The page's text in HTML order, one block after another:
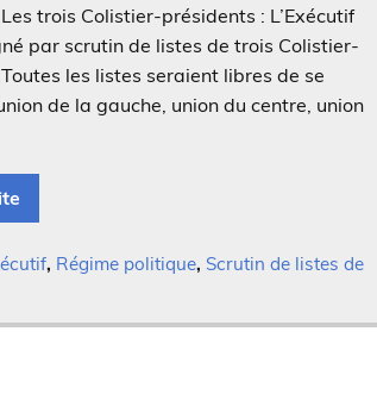
trois Colistier-présidents : L’Exécutif
par scrutin de listes de trois Colistier-
les listes seraient libres de se
de la gauche, union du centre, union
, Régime politique, Scrutin de listes de